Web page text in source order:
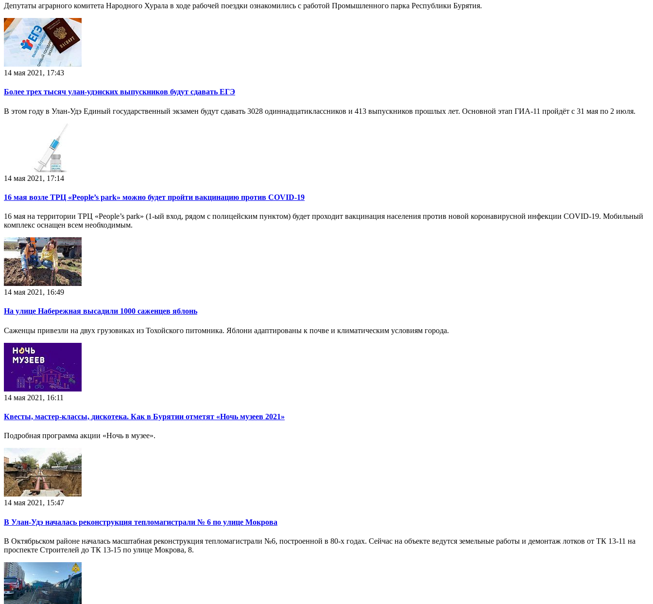
Депутаты аграрного комитета Народного Хурала в ходе рабочей поездки ознакомились с работой Промышленного парка Республики Бурятия.
14 мая 2021, 17:43
Более трех тысяч улан-удэнских выпускников будут сдавать ЕГЭ
В этом году в Улан-Удэ Единый государственный экзамен будут сдавать 3028 одиннадцатиклассников и 413 выпускников прошлых лет. Основной этап ГИА-11 пройдёт с 31 мая по 2 июля.
14 мая 2021, 17:14
16 мая возле ТРЦ «People’s park» можно будет пройти вакцинацию против COVID-19
16 мая на территории ТРЦ «People’s park» (1-ый вход, рядом с полицейским пунктом) будет проходит вакцинация населения против новой коронавирусной инфекции COVID-19. Мобильный
комплекс оснащен всем необходимым.
14 мая 2021, 16:49
На улице Набережная высадили 1000 саженцев яблонь
Саженцы привезли на двух грузовиках из Тохойского питомника. Яблони адаптированы к почве и климатическим условиям города.
14 мая 2021, 16:11
Квесты, мастер-классы, дискотека. Как в Бурятии отметят «Ночь музеев 2021»
Подробная программа акции «Ночь в музее».
14 мая 2021, 15:47
В Улан-Удэ началась реконструкция тепломагистрали № 6 по улице Мокрова
В Октябрьском районе началась масштабная реконструкция тепломагистрали №6, построенной в 80-х годах. Сейчас на объекте ведутся земельные работы и демонтаж лотков от ТК 13-11 на
проспекте Строителей до ТК 13-15 по улице Мокрова, 8.